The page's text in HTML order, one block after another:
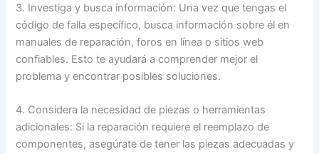
3. Investiga y busca información: Una vez que tengas el
código de falla específico, busca información sobre él en
manuales de reparación, foros en línea o sitios web
confiables. Esto te ayudará a comprender mejor el
problema y encontrar posibles soluciones.
4. Considera la necesidad de piezas o herramientas
adicionales: Si la reparación requiere el reemplazo de
componentes, asegúrate de tener las piezas adecuadas y